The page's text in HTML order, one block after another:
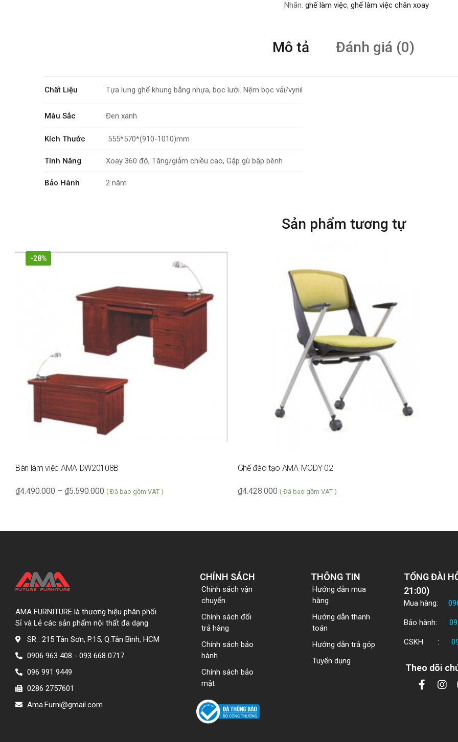
Nhãn: ghế làm việc, ghế làm việc chân xoay
Mô tả Đánh giá (0)
Chất Liệu Tựa lưng ghế khung bằng nhựa, bọc lưới. Nệm bọc vải/vynil
Màu Sắc Đen xanh
Kích Thước 555*570*(910-1010)mm
Tính Năng Xoay 360 độ, Tăng/giảm chiều cao, Gập gù bập bênh
Bảo Hành 2 năm
Sản phẩm tương tự
-28%
Bàn làm việc AMA-DW20108B
4.490.000
₫ – 5.590.000
₫ ( Đã bao gồm VAT )
Ghế đào tạo AMA-MODY 02
4.428.000
₫ ( Đã bao gồm VAT )
AMA FURNITURE là thương hiệu phân phối
Sỉ và Lẻ các sản phẩm nội thất đa dạng
SR : 215 Tân Sơn, P.15, Q.Tân Bình, HCM
0906 963 408 - 093 668 0717
096 991 9449
0286 2757601
Ama.Furni@gmail.com
CHÍNH SÁCH
Chính sách vận
chuyển
Chính sách đổi
trả hàng
Chính sách bảo
hành
Chính sách bảo
mật
THÔNG TIN
Hướng dẫn mua
hàng
Hướng dẫn thanh
toán
Hướng dẫn trả góp
Tuyển dụng
TỔNG ĐÀI
21:00)
Mua hàng:
Bảo hành:
CSKH :
Theo dõi